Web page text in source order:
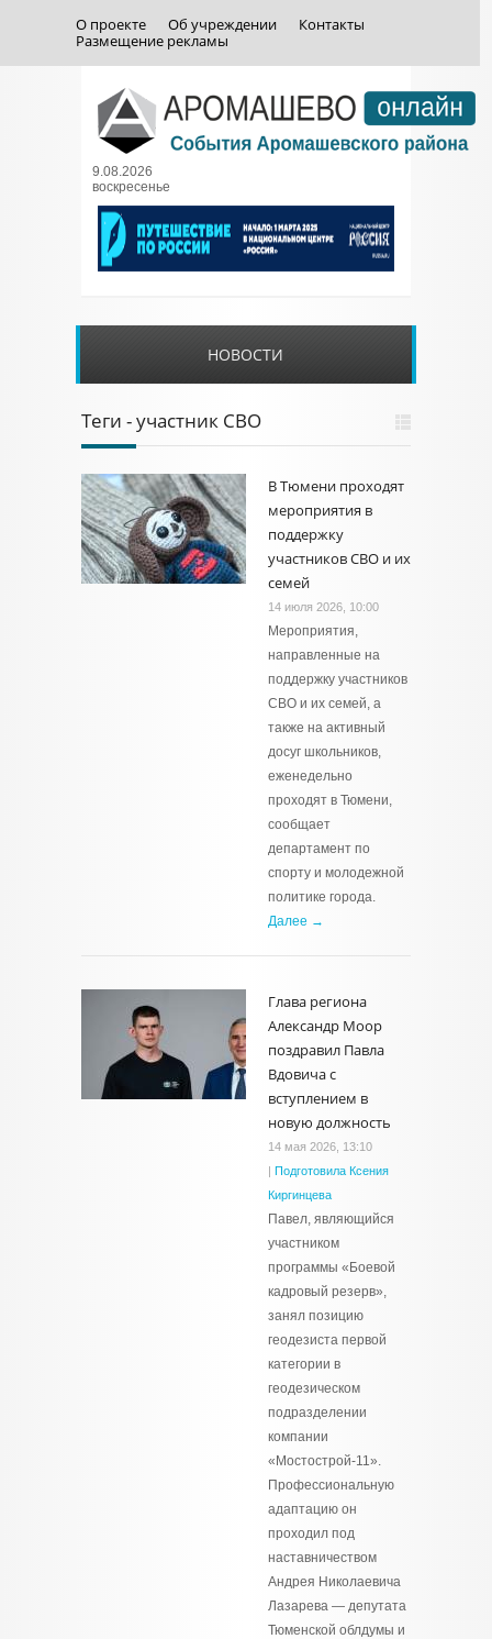
О проекте Об учреждении
Контакты
Размещение рекламы
9.08.2026
воскресенье
НОВОСТИ
Теги - участник СВО
В Тюмени проходят
мероприятия в
поддержку
участников СВО и их
семей
14 июля 2026, 10:00
Мероприятия,
направленные на
поддержку участников
СВО и их семей, а
также на активный
досуг школьников,
еженедельно
проходят в Тюмени,
сообщает
департамент по
спорту и молодежной
политике города.
Далее →
Глава региона
Александр Моор
поздравил Павла
Вдовича с
вступлением в
новую должность
14 мая 2026, 13:10
| Подготовила Ксения
Киргинцева
Павел, являющийся
участником
программы «Боевой
кадровый резерв»,
занял позицию
геодезиста первой
категории в
геодезическом
подразделении
компании
«Мостострой-11».
Профессиональную
адаптацию он
проходил под
наставничеством
Андрея Николаевича
Лазарева — депутата
Тюменской облдумы и